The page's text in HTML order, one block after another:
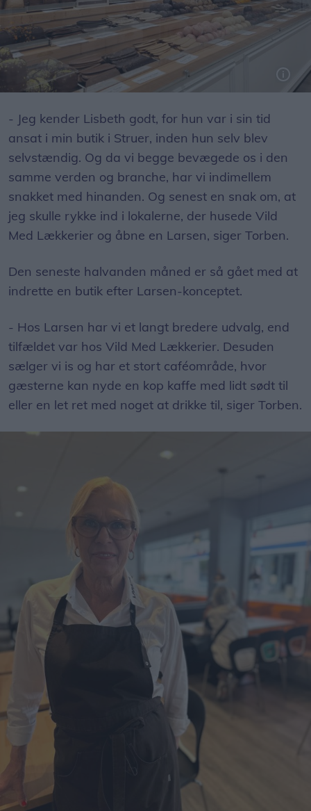
- Jeg kender Lisbeth godt, for hun var i sin tid
ansat i min butik i Struer, inden hun selv blev
selvstændig. Og da vi begge bevægede os i den
samme verden og branche, har vi indimellem
snakket med hinanden. Og senest en snak om, at
jeg skulle rykke ind i lokalerne, der husede Vild
Med Lækkerier og åbne en Larsen, siger Torben.
Den seneste halvanden måned er så gået med at
indrette en butik efter Larsen-konceptet.
- Hos Larsen har vi et langt bredere udvalg, end
tilfældet var hos Vild Med Lækkerier. Desuden
sælger vi is og har et stort caféområde, hvor
gæsterne kan nyde en kop kaffe med lidt sødt til
eller en let ret med noget at drikke til, siger Torben.